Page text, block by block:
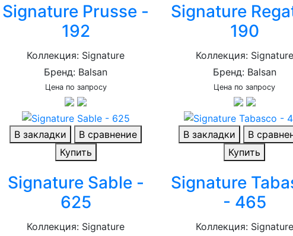
Signature Prusse -
192
Коллекция: Signature
Бренд: Balsan
Цена по запросу
Signature
190
Коллекция: Signature
Бренд: Balsan
Цена по запросу
В закладки
В сравнение
Купить
Signature Sable -
625
Коллекция: Signature
В закладки
В
Купить
Signature
- 465
Коллекция: Signature